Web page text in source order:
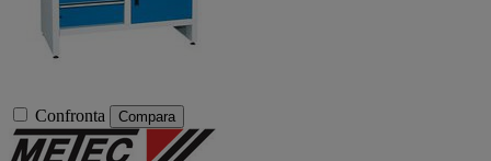
Confronta Compara